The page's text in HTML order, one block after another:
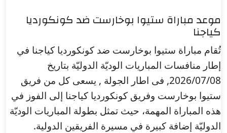
موعد مباراة ستيوا بوخارست ضد كونكورديا
كياجنا
تُقام مباراة ستيوا بوخارست ضد كونكورديا كياجنا في
إطار منافسات المباريات الوديّة الدوليّة بتاريخ
2026/07/08, فى اطار الجولة , يسعى كل من فريق
ستيوا بوخارست وفريق كونكورديا كياجنا إلى الفوز في
هذه المباراة المهمة، حيث تمثل بطولة المباريات الوديّة
الدوليّة إضافة كبيرة في مسيرة الفريقين الدولية.